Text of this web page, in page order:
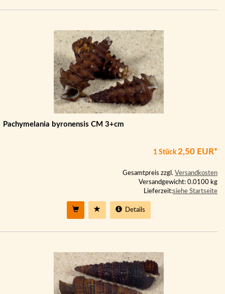
Pachymelania byronensis CM 3+cm
1 Stück 2,50 EUR*
Gesamtpreis zzgl. Versandkosten
Versandgewicht: 0.0100 kg
Lieferzeit:siehe Startseite
Details